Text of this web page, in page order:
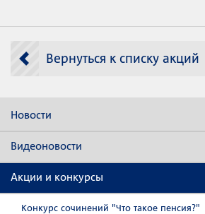
Вернуться к списку акций
Новости
Видеоновости
Акции и конкурсы
Конкурс сочинений "Что такое пенсия?"